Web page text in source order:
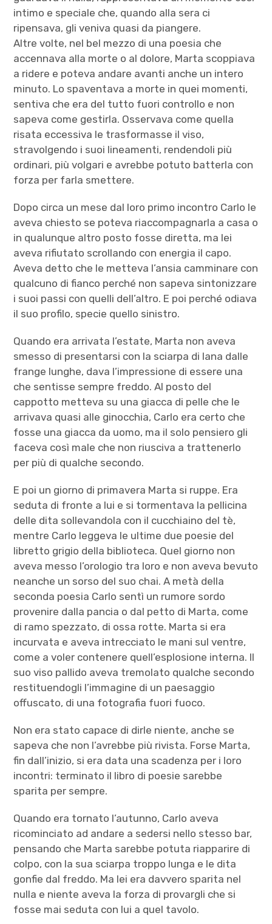
intimo e speciale che, quando alla sera ci
ripensava, gli veniva quasi da piangere.
Altre volte, nel bel mezzo di una poesia che
accennava alla morte o al dolore, Marta scoppiava
a ridere e poteva andare avanti anche un intero
minuto. Lo spaventava a morte in quei momenti,
sentiva che era del tutto fuori controllo e non
sapeva come gestirla. Osservava come quella
risata eccessiva le trasformasse il viso,
stravolgendo i suoi lineamenti, rendendoli più
ordinari, più volgari e avrebbe potuto batterla con
forza per farla smettere.
Dopo circa un mese dal loro primo incontro Carlo le
aveva chiesto se poteva riaccompagnarla a casa o
in qualunque altro posto fosse diretta, ma lei
aveva rifiutato scrollando con energia il capo.
Aveva detto che le metteva l’ansia camminare con
qualcuno di fianco perché non sapeva sintonizzare
i suoi passi con quelli dell’altro. E poi perché odiava
il suo profilo, specie quello sinistro.
Quando era arrivata l’estate, Marta non aveva
smesso di presentarsi con la sciarpa di lana dalle
frange lunghe, dava l’impressione di essere una
che sentisse sempre freddo. Al posto del
cappotto metteva su una giacca di pelle che le
arrivava quasi alle ginocchia, Carlo era certo che
fosse una giacca da uomo, ma il solo pensiero gli
faceva così male che non riusciva a trattenerlo
per più di qualche secondo.
E poi un giorno di primavera Marta si ruppe. Era
seduta di fronte a lui e si tormentava la pellicina
delle dita sollevandola con il cucchiaino del tè,
mentre Carlo leggeva le ultime due poesie del
libretto grigio della biblioteca. Quel giorno non
aveva messo l’orologio tra loro e non aveva bevuto
neanche un sorso del suo chai. A metà della
seconda poesia Carlo sentì un rumore sordo
provenire dalla pancia o dal petto di Marta, come
di ramo spezzato, di ossa rotte. Marta si era
incurvata e aveva intrecciato le mani sul ventre,
come a voler contenere quell’esplosione interna. Il
suo viso pallido aveva tremolato qualche secondo
restituendogli l’immagine di un paesaggio
offuscato, di una fotografia fuori fuoco.
Non era stato capace di dirle niente, anche se
sapeva che non l’avrebbe più rivista. Forse Marta,
fin dall’inizio, si era data una scadenza per i loro
incontri: terminato il libro di poesie sarebbe
sparita per sempre.
Quando era tornato l’autunno, Carlo aveva
ricominciato ad andare a sedersi nello stesso bar,
pensando che Marta sarebbe potuta riapparire di
colpo, con la sua sciarpa troppo lunga e le dita
gonfie dal freddo. Ma lei era davvero sparita nel
nulla e niente aveva la forza di provargli che si
fosse mai seduta con lui a quel tavolo.